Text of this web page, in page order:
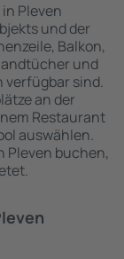
Pleven
und der
Balkon,
und
sind.
an der
Restaurant
auswählen.
Pleven buchen,